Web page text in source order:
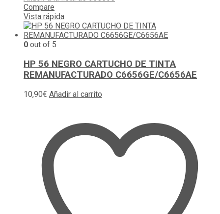
Compare
Vista rápida
0 out of 5
HP 56 NEGRO CARTUCHO DE TINTA
REMANUFACTURADO C6656GE/C6656AE
10,90€ Añadir al carrito